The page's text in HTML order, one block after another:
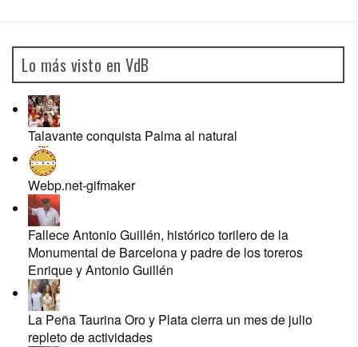
Lo más visto en VdB
Talavante conquista Palma al natural
Webp.net-gifmaker
Fallece Antonio Guillén, histórico torilero de la
Monumental de Barcelona y padre de los toreros
Enrique y Antonio Guillén
La Peña Taurina Oro y Plata cierra un mes de julio
repleto de actividades